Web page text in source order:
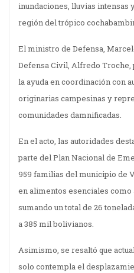
inundaciones, lluvias intensas
región del trópico
El ministro de Defensa,
Defensa Civil, Alfredo
la ayuda en coordinación con
originarias campesinas y
comunidades damnificadas.
En el acto, las autoridades
parte del Plan Nacional de
959 familias del municipio de
en alimentos esenciales como
sumando un total de 26
a 385 mil bolivianos.
Asimismo, se resaltó que
solo contempla el